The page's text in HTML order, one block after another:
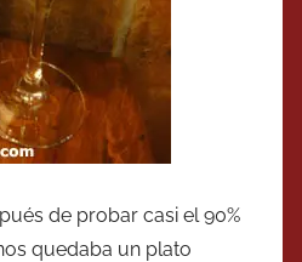
de probar casi el 90%
quedaba un plato